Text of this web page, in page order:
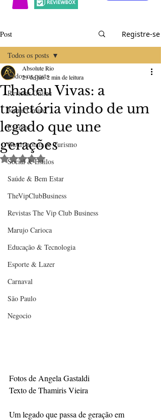
Post Registre-se
Todos os posts
Revistas Online
Jornal Online
Eventos
Gastronomia & Turismo
Social & Estilos
Saúde & Bem Estar
TheVipClubBusiness
Revistas The Vip Club Business
Marujo Carioca
Educação & Tecnologia
Esporte & Lazer
Carnaval
São Paulo
Negocio
Todos os posts
Thadeu Vivas: a
trajetória vindo de um
legado que une
gerações
Absolute Rio
29 de jan.2 min de leitura
Avaliado com NaN de 5 estrelas.
Fotos de Angela Gastaldi
Texto de Thamiris Vieira
Um legado que passa de geração em